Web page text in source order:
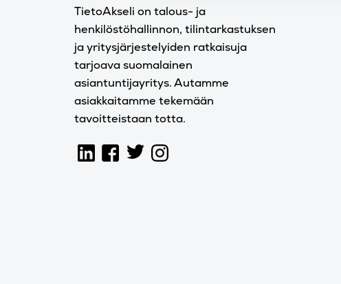
TietoAkseli on talous- ja
henkilöstöhallinnon, tilintarkastuksen
ja yritysjärjestelyiden ratkaisuja
tarjoava suomalainen
asiantuntijayritys. Autamme
asiakkaitamme tekemään
tavoitteistaan totta.